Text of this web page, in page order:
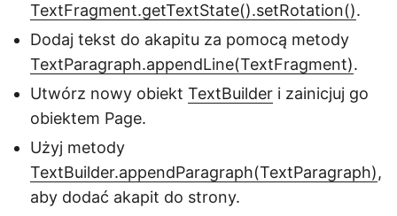
TextFragment.getTextState().setRotation().
Dodaj tekst do akapitu za pomocą metody
TextParagraph.appendLine(TextFragment).
Utwórz nowy obiekt TextBuilder i zainicjuj go
obiektem Page.
Użyj metody
TextBuilder.appendParagraph(TextParagraph),
aby dodać akapit do strony.